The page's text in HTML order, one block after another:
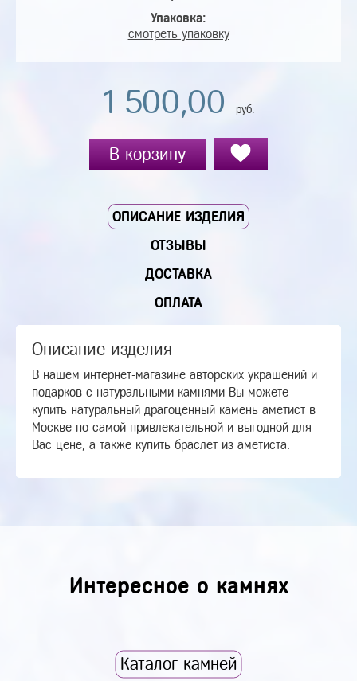
Упаковка:
смотреть упаковку
1 500,00 руб.
В корзину
ОПИСАНИЕ ИЗДЕЛИЯ
ОТЗЫВЫ
ДОСТАВКА
ОПЛАТА
Описание изделия
В нашем интернет-магазине авторских украшений и
подарков с натуральными камнями Вы можете
купить натуральный драгоценный камень аметист в
Москве по самой привлекательной и выгодной для
Вас цене, а также купить браслет из аметиста.
Интересное о камнях
Каталог камней